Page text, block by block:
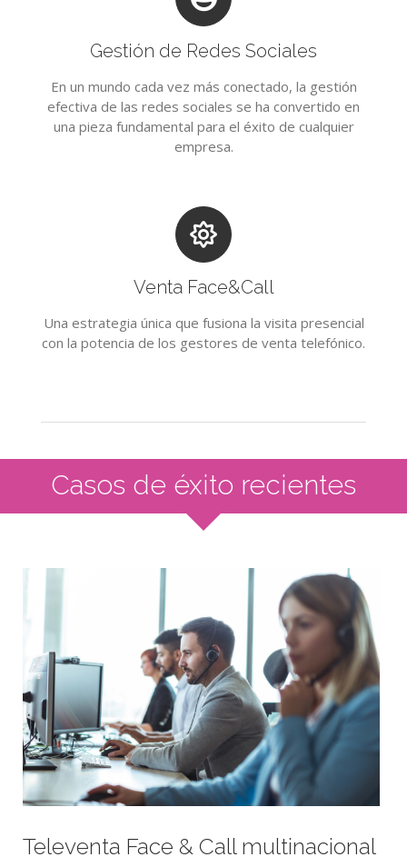
Gestión de Redes Sociales
En un mundo cada vez más conectado, la gestión
efectiva de las redes sociales se ha convertido en
una pieza fundamental para el éxito de cualquier
empresa.
Venta Face&Call
Una estrategia única que fusiona la visita presencial
con la potencia de los gestores de venta telefónico.
Casos de éxito recientes
Televenta Face & Call multinacional